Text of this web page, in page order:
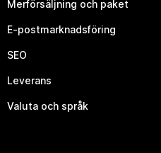
Merförsäljning och paket
E-postmarknadsföring
SEO
Leverans
Valuta och språk